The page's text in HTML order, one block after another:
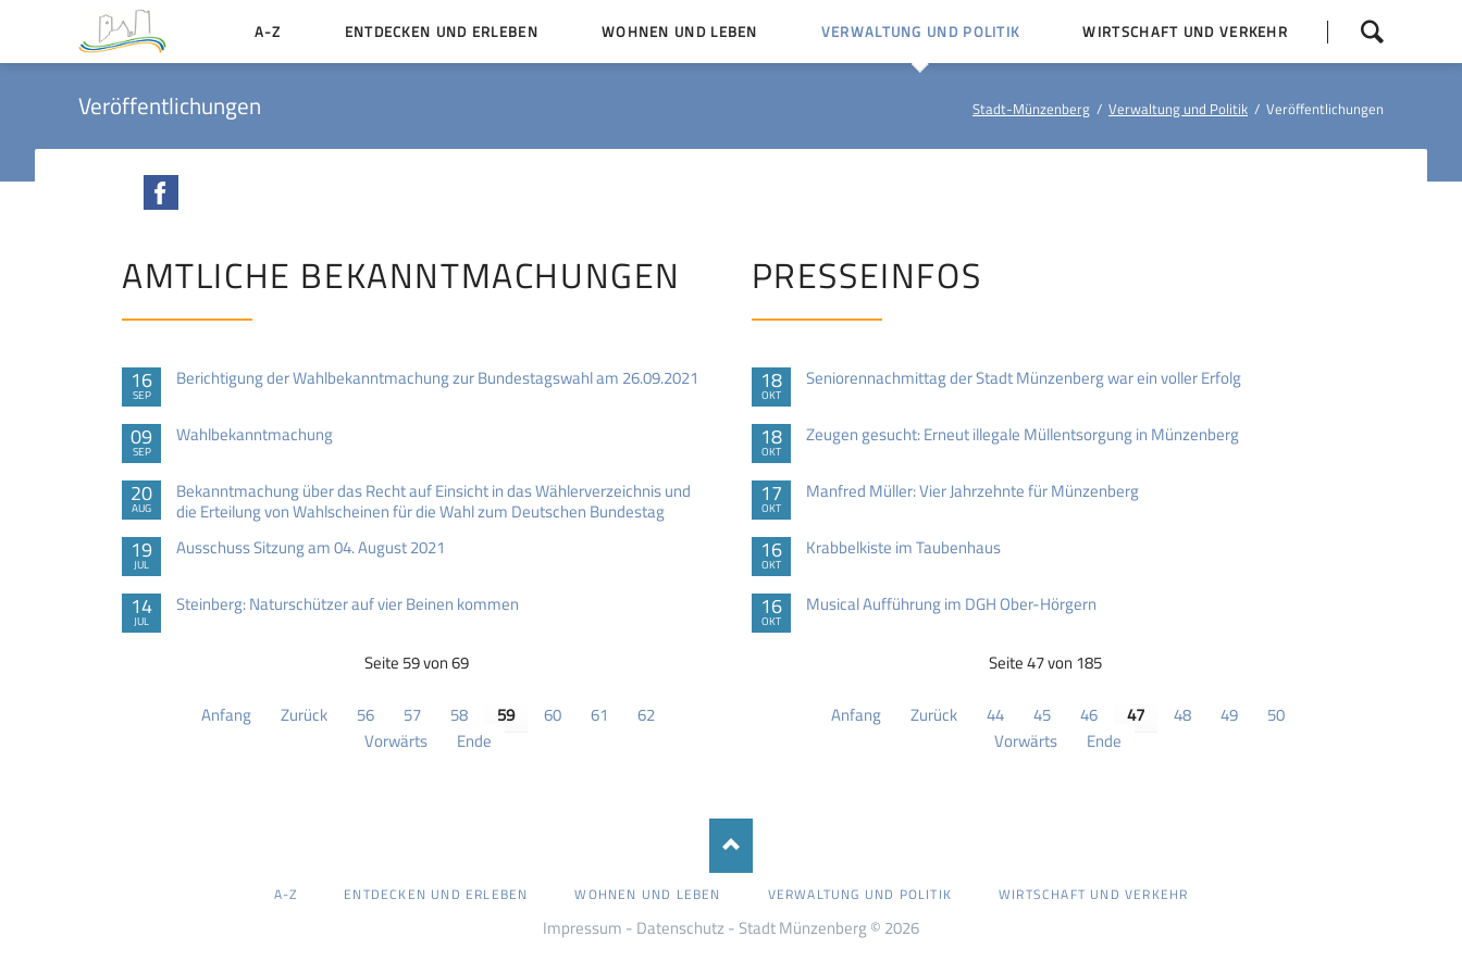
überspringen
A-Z ENTDECKEN UND ERLEBEN WOHNEN UND LEBEN VERWALTUNG UND POLITIK
Politische Gremien
WIRTSCHAFT UND VERKEHR
Veröffentlichungen Stadt-Münzenberg Verwaltung und Politik Veröffentlichungen
AMTLICHE BEKANNTMACHUNGEN
16
SEP
Berichtigung der Wahlbekanntmachung zur Bundestagswahl am 26.09.2021
09
SEP
Wahlbekanntmachung
20
AUG
Bekanntmachung über das Recht auf Einsicht in das Wählerverzeichnis und
die Erteilung von Wahlscheinen für die Wahl zum Deutschen Bundestag
19
JUL
Ausschuss Sitzung am 04. August 2021
14
JUL
Steinberg: Naturschützer auf vier Beinen kommen
Seite 59 von 69
Anfang Zurück 56 57 58 59 60 61
62
Vorwärts
Ende
PRESSEINFOS
18
OKT
Seniorennachmittag der Stadt Münzenberg war ein voller Erfolg
18
OKT
Zeugen gesucht: Erneut illegale Müllentsorgung in Münzenberg
17
OKT
Manfred Müller: Vier Jahrzehnte für Münzenberg
16
OKT
Krabbelkiste im Taubenhaus
16
OKT
Musical Aufführung im DGH Ober-Hörgern
Seite 47 von 185
Anfang Zurück 44 45 46 47 48 49
50
Vorwärts
Ende
ÜBERSPRINGEN
A-Z ENTDECKEN UND ERLEBEN WOHNEN UND LEBEN VERWALTUNG UND POLITIK WIRTSCHAFT UND VERKEHR
Impressum - Datenschutz - Stadt Münzenberg © 2026